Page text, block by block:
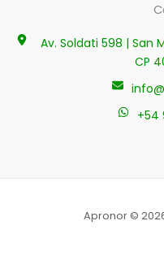
Av. Soldati 598 | San
CP
+54
Apronor ©